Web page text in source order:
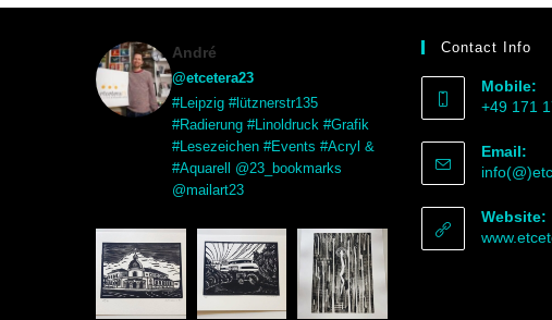
André
@etcetera23
#Leipzig #lütznerstr135
#Radierung #Linoldruck #Grafik
#Lesezeichen #Events #Acryl &
#Aquarell @23_bookmarks
@mailart23
Contact Info
Mobile:
+49 171
Email:
Website: